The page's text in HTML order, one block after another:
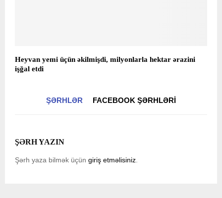
Heyvan yemi üçün əkilmişdi, milyonlarla hektar ərazini
işğal etdi
ŞƏRHLƏR FACEBOOK ŞƏRHLƏRI
ŞƏRH YAZIN
Şərh yaza bilmək üçün giriş etməlisiniz.